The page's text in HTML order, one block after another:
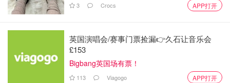
3 Crocs APP打开
英国演唱会/赛事门票捡漏👉久石让音乐会
£153
Bigbang英国场有票！
113 Viagogo APP打开